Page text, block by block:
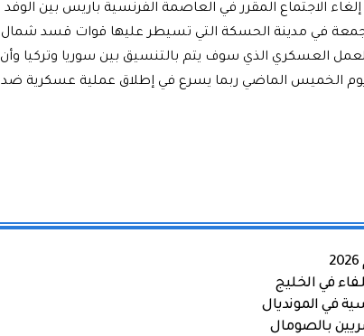
الاجتماع المقرر في العاصمة الفرنسية باريس بين الوفد
في مدينة الحسكة التي تسيطر عليها قوات قسد شمال
العسكري الذي سوف يتم بالتنسيق بين سوريا وتركيا وأن
يوم الخميس الماضي ربما يسرع في إطلاق عملية عسكرية ضد
في الخليج
في المونديال
بالصومال